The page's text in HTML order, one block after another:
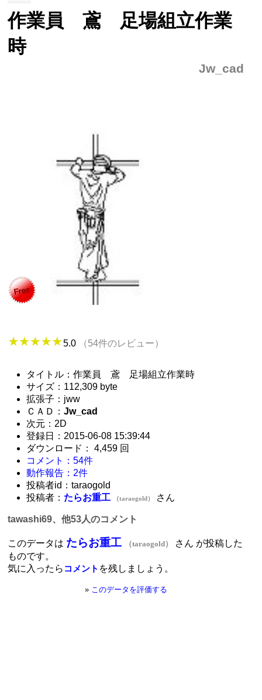
作業員 鳶 足場組立作業
時
Jw_cad
5.0 （54件のレビュー）
タイトル：作業員 鳶 足場組立作業時
サイズ：112,309 byte
拡張子：jww
ＣＡＤ：Jw_cad
次元：2D
登録日：2015-06-08 15:39:44
ダウンロード： 4,459 回
コメント：54件
動作報告：2件
投稿者id：taraogold
投稿者： たらお重工 （taraogold） さん
tawashi69、他53人のコメント
このデータは たらお重工 （taraogold）
さん が投稿した
ものです。
気に入ったら コメント を残しましょう。
» このデータを評価する